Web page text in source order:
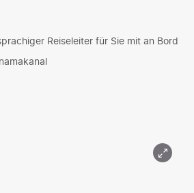
Reiseleiter für Sie mit an Bord